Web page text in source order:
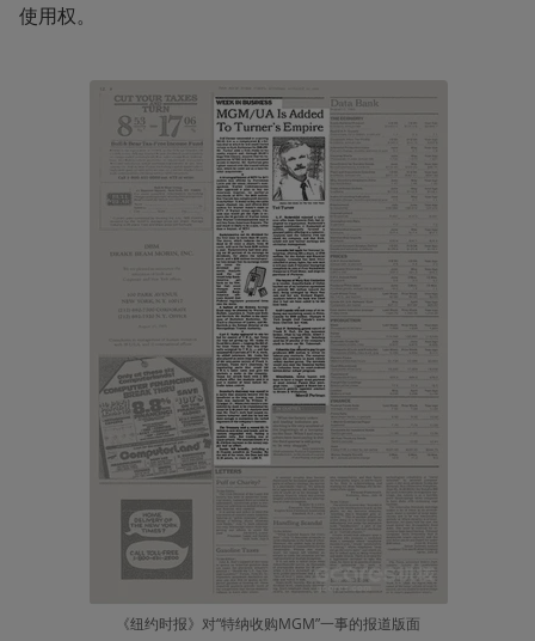
使用权。
《纽约时报》对“特纳收购MGM”一事的报道版面